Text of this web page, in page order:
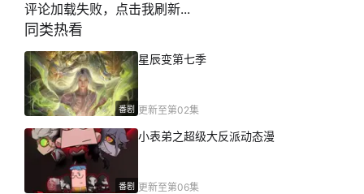
评论加载失败，点击我刷新...
同类热看
番剧
星辰变第七季
更新至第02集
番剧
小表弟之超级大反派动态漫
更新至第06集